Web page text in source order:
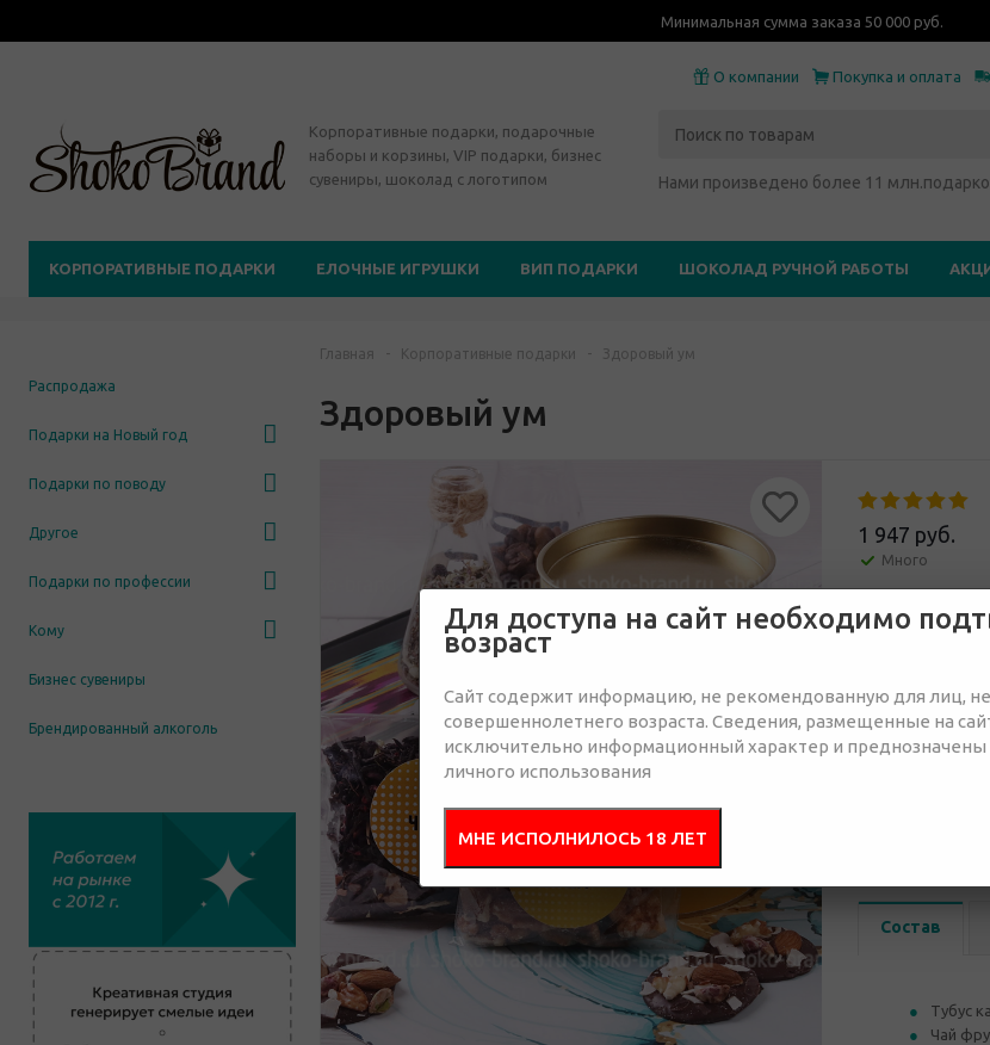
Минимальная сумма заказа 50 000 руб.
О компании Покупка и оплата
Корпоративные подарки, подарочные
наборы и корзины, VIP подарки, бизнес
сувениры, шоколад с логотипом
Нами произведено более 11
КОРПОРАТИВНЫЕ ПОДАРКИ ЕЛОЧНЫЕ ИГРУШКИ ВИП ПОДАРКИ ШОКОЛАД РУЧНОЙ РАБОТЫ
Распродажа
Подарки на Новый год
Подарки по поводу
Другое
Подарки по профессии
Кому
Бизнес сувениры
Брендированный алкоголь
Главная - Корпоративные подарки - Здоровый ум
Здоровый ум
1 947 руб.
Много
Отправить
Состав
Тубус
Чай
Для доступа на сайт необходимо
возраст
Сайт содержит информацию, не рекомендованную для лиц,
совершеннолетнего возраста. Сведения, размещенные на
исключительно информационный характер и преднозначены
личного использования
МНЕ ИСПОЛНИЛОСЬ 18 ЛЕТ